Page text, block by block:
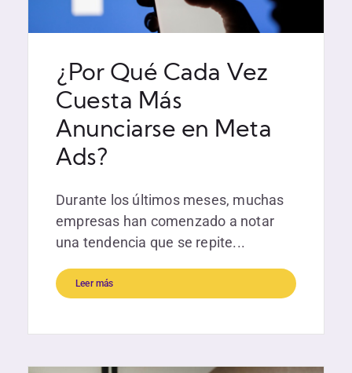
¿Por Qué Cada Vez
Cuesta Más
Anunciarse en Meta
Ads?
Durante los últimos meses, muchas
empresas han comenzado a notar
una tendencia que se repite...
Leer más